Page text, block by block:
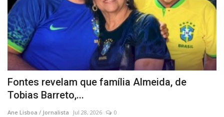
Fontes revelam que família Almeida, de
Tobias Barreto,...
Ane Lisboa / Jornalista Jul 28, 2026 0